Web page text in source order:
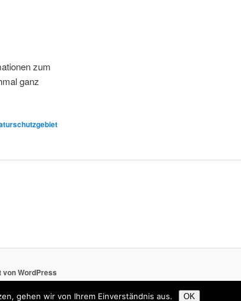
zum
ganz
WordPress
gehen wir von Ihrem Einverständnis aus. OK